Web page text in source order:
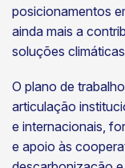
posicionamentos
ainda mais a
soluções
O plano de
articulação
e internacionais,
e apoio às